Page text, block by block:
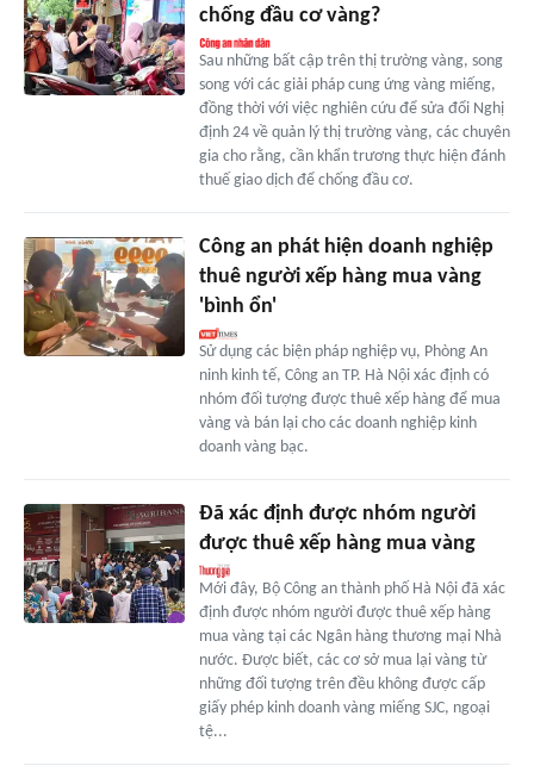
chống đầu cơ vàng?
Sau những bất cập trên thị trường vàng, song
song với các giải pháp cung ứng vàng miếng,
đồng thời với việc nghiên cứu để sửa đổi Nghị
định 24 về quản lý thị trường vàng, các chuyên
gia cho rằng, cần khẩn trương thực hiện đánh
thuế giao dịch để chống đầu cơ.
Công an phát hiện doanh nghiệp
thuê người xếp hàng mua vàng
'bình ổn'
Sử dụng các biện pháp nghiệp vụ, Phòng An
ninh kinh tế, Công an TP. Hà Nội xác định có
nhóm đối tượng được thuê xếp hàng để mua
vàng và bán lại cho các doanh nghiệp kinh
doanh vàng bạc.
Đã xác định được nhóm người
được thuê xếp hàng mua vàng
Mới đây, Bộ Công an thành phố Hà Nội đã xác
định được nhóm người được thuê xếp hàng
mua vàng tại các Ngân hàng thương mại Nhà
nước. Được biết, các cơ sở mua lại vàng từ
những đối tượng trên đều không được cấp
giấy phép kinh doanh vàng miếng SJC, ngoại
tệ...